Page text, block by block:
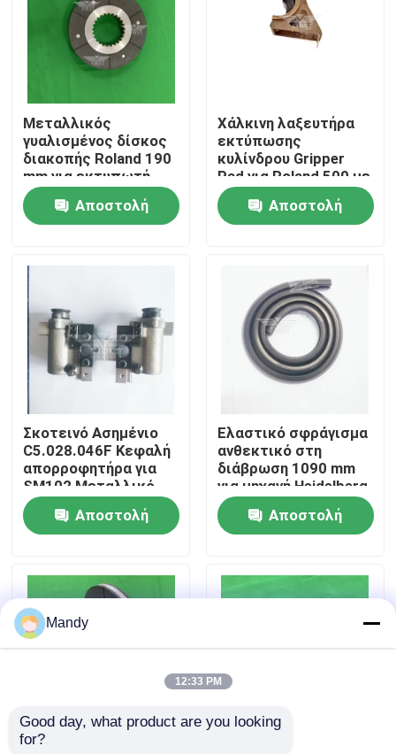
Σχετικά με εμάς
Έλεγχος Ποιότητας
Επικοινωνήστε μαζί μας
Ειδήσεις
Υποθέσεις
Μέρη εκτύπωσης όφσετ
Μεταλλικός
γυαλισμένος δίσκος
διακοπής Roland 190
mm για εκτυπωτή
Roland 700
Αποστολή
Χάλκινη λαξευτήρα
εκτύπωσης
κυλίνδρου Gripper
Pad για Roland 500 με
ανταγωνιστική τιμή
Αποστολή
Σκοτεινό Ασημένιο
C5.028.046F Κεφαλή
απορροφητήρα για
SM102 Μεταλλικό
απορροφητήρα
κατασκευασμένο από
ειδικό χάλυβα
Αποστολή
Ελαστικό σφράγισμα
ανθεκτικό στη
διάβρωση 1090 mm
για μηχανή Heidelberg
XL105 CPL με
γρήγορη αποστολή
Αποστολή
Μεταλλικός δίσκος
Mandy
12:33 PM
Good day, what product are you looking
for?